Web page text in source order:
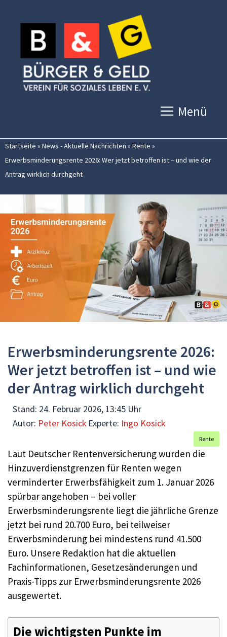
Inhalt
springen
Menü
Startseite » News - Aktuelle Nachrichten » Rente »
Erwerbsminderungsrente 2026: Wer jetzt betroffen ist – und wie der
Antrag wirklich durchgeht
Erwerbsminderungsrente 2026:
Wer jetzt betroffen ist – und wie
der Antrag wirklich durchgeht
Stand: 24. Februar 2026, 13:45 Uhr
Autor: Peter Kosick Experte: Ingo Kosick
Rente
Laut Deutscher Rentenversicherung wurden die
Hinzuverdienstgrenzen für Renten wegen
verminderter Erwerbsfähigkeit zum 1. Januar 2026
spürbar angehoben – bei voller
Erwerbsminderungsrente liegt die jährliche Grenze
jetzt bei rund 20.700 Euro, bei teilweiser
Erwerbsminderung bei mindestens rund 41.500
Euro. Unsere Redaktion hat die aktuellen
Fachinformationen, Gesetzesänderungen und
Praxis-Tipps zur Erwerbsminderungsrente 2026
ausgewertet.
Die wichtigsten Punkte im